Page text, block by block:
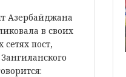
Азербайджана
в своих
пост,